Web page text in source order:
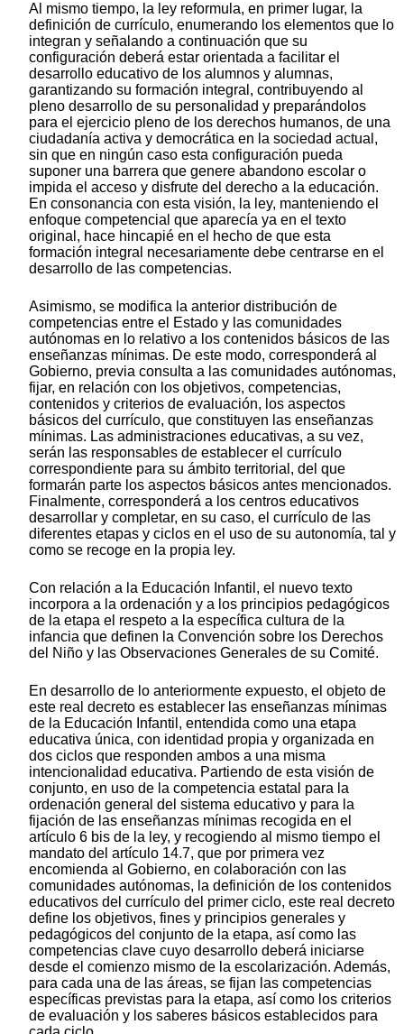
Al mismo tiempo, la ley reformula, en primer lugar, la
definición de currículo, enumerando los elementos que lo
integran y señalando a continuación que su
configuración deberá estar orientada a facilitar el
desarrollo educativo de los alumnos y alumnas,
garantizando su formación integral, contribuyendo al
pleno desarrollo de su personalidad y preparándolos
para el ejercicio pleno de los derechos humanos, de una
ciudadanía activa y democrática en la sociedad actual,
sin que en ningún caso esta configuración pueda
suponer una barrera que genere abandono escolar o
impida el acceso y disfrute del derecho a la educación.
En consonancia con esta visión, la ley, manteniendo el
enfoque competencial que aparecía ya en el texto
original, hace hincapié en el hecho de que esta
formación integral necesariamente debe centrarse en el
desarrollo de las competencias.
Asimismo, se modifica la anterior distribución de
competencias entre el Estado y las comunidades
autónomas en lo relativo a los contenidos básicos de las
enseñanzas mínimas. De este modo, corresponderá al
Gobierno, previa consulta a las comunidades autónomas,
fijar, en relación con los objetivos, competencias,
contenidos y criterios de evaluación, los aspectos
básicos del currículo, que constituyen las enseñanzas
mínimas. Las administraciones educativas, a su vez,
serán las responsables de establecer el currículo
correspondiente para su ámbito territorial, del que
formarán parte los aspectos básicos antes mencionados.
Finalmente, corresponderá a los centros educativos
desarrollar y completar, en su caso, el currículo de las
diferentes etapas y ciclos en el uso de su autonomía, tal y
como se recoge en la propia ley.
Con relación a la Educación Infantil, el nuevo texto
incorpora a la ordenación y a los principios pedagógicos
de la etapa el respeto a la específica cultura de la
infancia que definen la Convención sobre los Derechos
del Niño y las Observaciones Generales de su Comité.
En desarrollo de lo anteriormente expuesto, el objeto de
este real decreto es establecer las enseñanzas mínimas
de la Educación Infantil, entendida como una etapa
educativa única, con identidad propia y organizada en
dos ciclos que responden ambos a una misma
intencionalidad educativa. Partiendo de esta visión de
conjunto, en uso de la competencia estatal para la
ordenación general del sistema educativo y para la
fijación de las enseñanzas mínimas recogida en el
artículo 6 bis de la ley, y recogiendo al mismo tiempo el
mandato del artículo 14.7, que por primera vez
encomienda al Gobierno, en colaboración con las
comunidades autónomas, la definición de los contenidos
educativos del currículo del primer ciclo, este real decreto
define los objetivos, fines y principios generales y
pedagógicos del conjunto de la etapa, así como las
competencias clave cuyo desarrollo deberá iniciarse
desde el comienzo mismo de la escolarización. Además,
para cada una de las áreas, se fijan las competencias
específicas previstas para la etapa, así como los criterios
de evaluación y los saberes básicos establecidos para